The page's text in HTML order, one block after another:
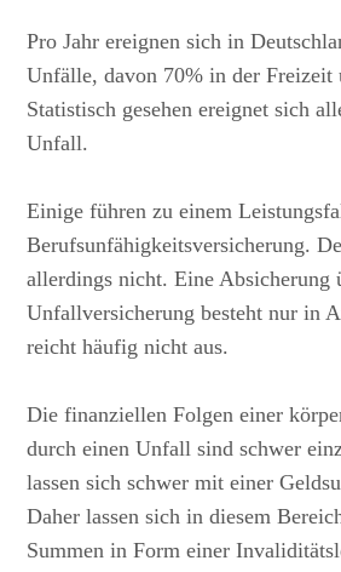
Pro Jahr ereignen sich in
Unfälle, davon 70% in der
Statistisch gesehen ereignet sich
Unfall.
Einige führen zu einem
Berufsunfähigkeitsversicherung.
allerdings nicht. Eine Absicherung
Unfallversicherung besteht nur in
reicht häufig nicht aus.
Die finanziellen Folgen einer
durch einen Unfall sind schwer
lassen sich schwer mit einer
Daher lassen sich in diesem
Summen in Form einer